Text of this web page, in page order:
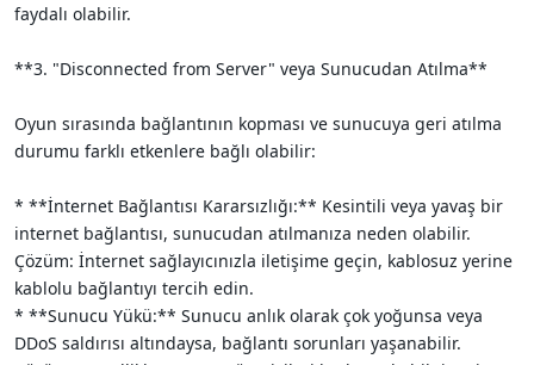
faydalı olabilir.
**3. "Disconnected from Server" veya Sunucudan Atılma**
Oyun sırasında bağlantının kopması ve sunucuya geri atılma
durumu farklı etkenlere bağlı olabilir:
* **İnternet Bağlantısı Kararsızlığı:** Kesintili veya yavaş bir
internet bağlantısı, sunucudan atılmanıza neden olabilir.
Çözüm: İnternet sağlayıcınızla iletişime geçin, kablosuz yerine
kablolu bağlantıyı tercih edin.
* **Sunucu Yükü:** Sunucu anlık olarak çok yoğunsa veya
DDoS saldırısı altındaysa, bağlantı sorunları yaşanabilir.